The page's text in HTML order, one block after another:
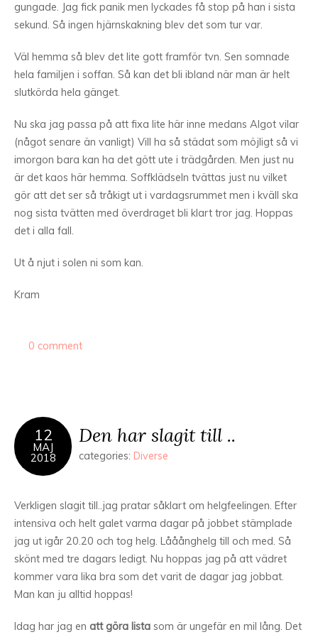
gungade. Jag fick panik men lyckades få stop på han i sista
sekund. Så ingen hjärnskakning blev det som tur var.
Väl hemma så blev det lite gott framför tvn. Sen somnade
hela familjen i soffan. Så kan det bli ibland när man är helt
slutkörda hela gänget.
Nu ska jag passa på att fixa lite här inne medans Algot vilar
(något senare än vanligt) Vill ha så städat som möjligt så vi
imorgon bara kan ha det gött ute i trädgården. Men just nu
är det kaos här hemma. Soffklädseln tvättas just nu vilket
gör att det ser så tråkigt ut i vardagsrummet men i kväll ska
nog sista tvätten med överdraget bli klart tror jag. Hoppas
det i alla fall.
Ut å njut i solen ni som kan.
Kram
0 comment
12
MAJ
2018
Den har slagit till ..
categories: Diverse
Verkligen slagit till..jag pratar såklart om helgfeelingen. Efter
intensiva och helt galet varma dagar på jobbet stämplade
jag ut igår 20.20 och tog helg. Lååånghelg till och med. Så
skönt med tre dagars ledigt. Nu hoppas jag på att vädret
kommer vara lika bra som det varit de dagar jag jobbat.
Man kan ju alltid hoppas!
Idag har jag en att göra lista som är ungefär en mil lång. Det